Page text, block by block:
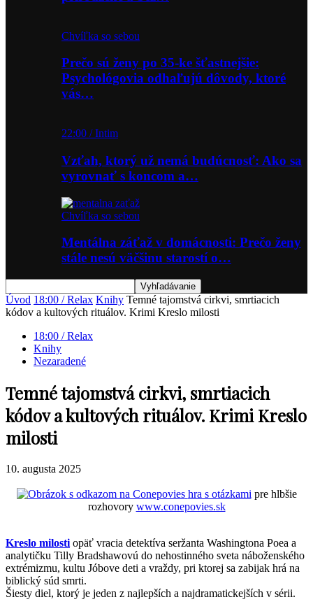
Chvíľka so sebou
Prečo sú ženy po 35-ke šťastnejšie:
Psychológovia odhaľujú dôvody, ktoré
vás…
22:00 / Intim
Vzťah, ktorý už nemá budúcnosť: Ako sa
vyrovnať s koncom a…
Chvíľka so sebou
Mentálna záťaž v domácnosti: Prečo ženy
stále nesú väčšinu starostí o…
Úvod 18:00 / Relax Knihy Temné tajomstvá cirkvi, smrtiacich
kódov a kultových rituálov. Krimi Kreslo milosti
18:00 / Relax
Knihy
Nezaradené
Temné tajomstvá cirkvi, smrtiacich
kódov a kultových rituálov. Krimi Kreslo
milosti
10. augusta 2025
hra s otázkami pre hlbšie
rozhovory www.conepovies.sk
Kreslo milosti opäť vracia detektíva seržanta Washingtona Poea a
analytičku Tilly Bradshawovú do nehostinného sveta náboženského
extrémizmu, kultu Jóbove deti a vraždy, pri ktorej sa zabijak hrá na
biblický súd smrti.
Šiesty diel, ktorý je jeden z najlepších a najdramatickejších v sérii.